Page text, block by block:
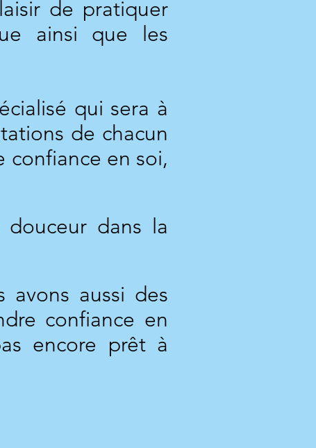
de pratiquer
ainsi que les
qui sera à
de chacun
confiance en soi,
dans la
avons aussi des
confiance en
encore prêt à